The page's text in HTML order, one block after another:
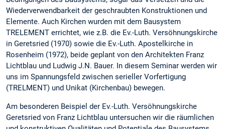
Wiederverwendbarkeit der geschraubten Konstruktionen und
Elemente. Auch Kirchen wurden mit dem Bausystem
TRELEMENT errichtet, wie z.B. die Ev.-Luth. Versöhnungskirche
in Geretsried (1970) sowie die Ev.-Luth. Apostelkirche in
Rosenheim (1972), beide geplant von den Architekten Franz
Lichtblau und Ludwig J.N. Bauer. In diesem Seminar werden wir
uns im Spannungsfeld zwischen serieller Vorfertigung
(TRELMENT) und Unikat (Kirchenbau) bewegen.
Am besonderen Beispiel der Ev.-Luth. Versöhnungskirche
Geretsried von Franz Lichtblau untersuchen wir die räumlichen